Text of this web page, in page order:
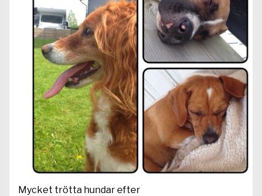
Mycket trötta hundar efter